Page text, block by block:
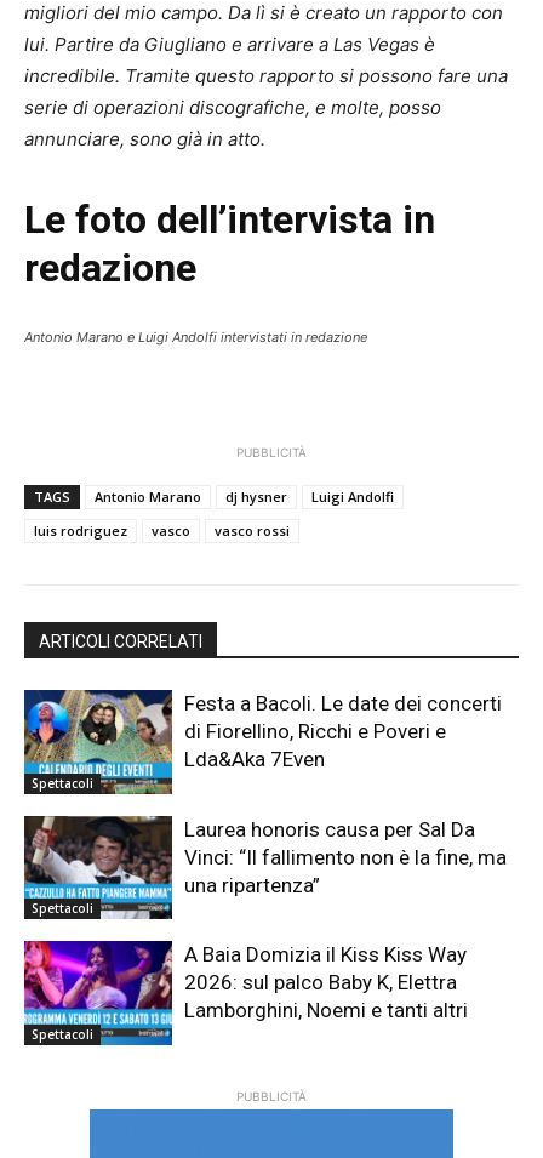
migliori del mio campo. Da lì si è creato un rapporto con
lui. Partire da Giugliano e arrivare a Las Vegas è
incredibile. Tramite questo rapporto si possono fare una
serie di operazioni discografiche, e molte, posso
annunciare, sono già in atto.
Le foto dell’intervista in
redazione
Antonio Marano e Luigi Andolfi intervistati in redazione
PUBBLICITÀ
TAGS Antonio Marano dj hysner
Luigi Andolfi
luis rodriguez
vasco vasco rossi
ARTICOLI CORRELATI
Spettacoli
Festa a Bacoli. Le date dei concerti
di Fiorellino, Ricchi e Poveri e
Lda&Aka 7Even
Spettacoli
Laurea honoris causa per Sal Da
Vinci: “Il fallimento non è la fine, ma
una ripartenza”
Spettacoli
A Baia Domizia il Kiss Kiss Way
2026: sul palco Baby K, Elettra
Lamborghini, Noemi e tanti altri
PUBBLICITÀ